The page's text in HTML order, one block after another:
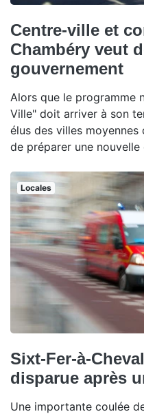
Centre-ville et
Chambéry veut
gouvernement
Alors que le programme
Ville" doit arriver à son
élus des villes
de préparer une nouvelle
Locales
Sixt-Fer-à-
disparue après
Une importante coulée